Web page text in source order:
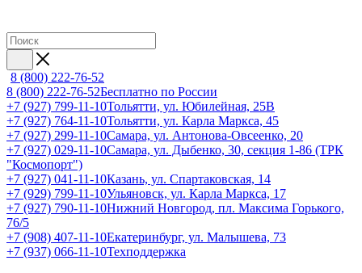
8 (800) 222-76-52
8 (800) 222-76-52Бесплатно по России
+7 (927) 799-11-10Тольятти, ул. Юбилейная, 25В
+7 (927) 764-11-10Тольятти, ул. Карла Маркса, 45
+7 (927) 299-11-10Самара, ул. Антонова-Овсеенко, 20
+7 (927) 029-11-10Самара, ул. Дыбенко, 30, секция 1-86 (ТРК
"Космопорт")
+7 (927) 041-11-10Казань, ул. Спартаковская, 14
+7 (929) 799-11-10Ульяновск, ул. Карла Маркса, 17
+7 (927) 790-11-10Нижний Новгород, пл. Максима Горького,
76/5
+7 (908) 407-11-10Екатеринбург, ул. Малышева, 73
+7 (937) 066-11-10Техподдержка